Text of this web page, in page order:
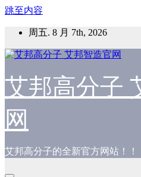
跳至内容
周五. 8 月 7th, 2026
艾邦高分子
网
艾邦高分子的全新官方网站！！